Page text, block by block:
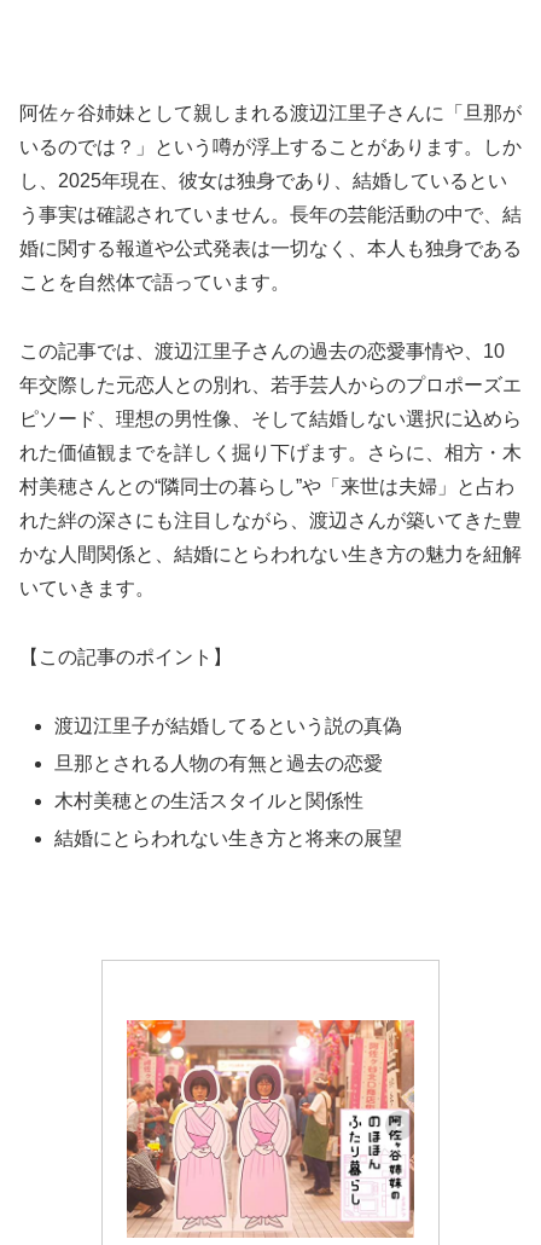
阿佐ヶ谷姉妹として親しまれる渡辺江里子さんに「旦那が
いるのでは？」という噂が浮上することがあります。しか
し、2025年現在、彼女は独身であり、結婚しているとい
う事実は確認されていません。長年の芸能活動の中で、結
婚に関する報道や公式発表は一切なく、本人も独身である
ことを自然体で語っています。
この記事では、渡辺江里子さんの過去の恋愛事情や、10
年交際した元恋人との別れ、若手芸人からのプロポーズエ
ピソード、理想の男性像、そして結婚しない選択に込めら
れた価値観までを詳しく掘り下げます。さらに、相方・木
村美穂さんとの“隣同士の暮らし”や「来世は夫婦」と占わ
れた絆の深さにも注目しながら、渡辺さんが築いてきた豊
かな人間関係と、結婚にとらわれない生き方の魅力を紐解
いていきます。
【この記事のポイント】
渡辺江里子が結婚してるという説の真偽
旦那とされる人物の有無と過去の恋愛
木村美穂との生活スタイルと関係性
結婚にとらわれない生き方と将来の展望